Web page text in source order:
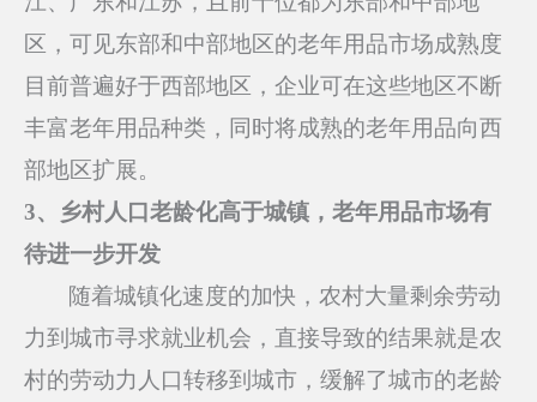
区，可见东部和中部地区的老年用品市场成熟度
目前普遍好于西部地区，企业可在这些地区不断
丰富老年用品种类，同时将成熟的老年用品向西
部地区扩展。
3、乡村人口老龄化高于城镇，老年用品市场有
待进一步开发
随着城镇化速度的加快，农村大量剩余劳动
力到城市寻求就业机会，直接导致的结果就是农
村的劳动力人口转移到城市，缓解了城市的老龄